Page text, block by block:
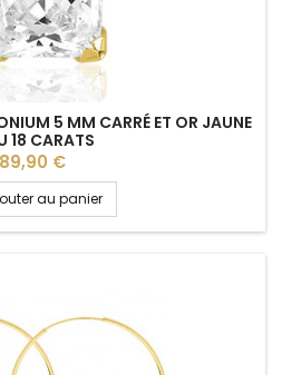
5 MM CARRÉ ET OR JAUNE
18 CARATS
Prix
89,90 €
au panier